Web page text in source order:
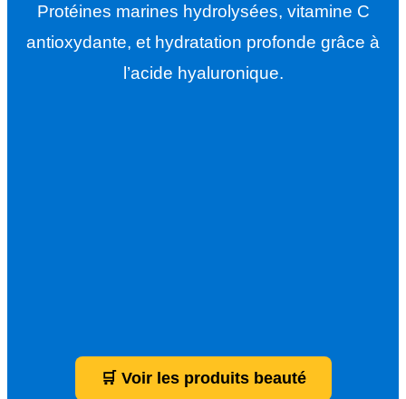
Protéines marines hydrolysées, vitamine C
antioxydante, et hydratation profonde grâce à
l’acide hyaluronique.
🛒 Voir les produits beauté